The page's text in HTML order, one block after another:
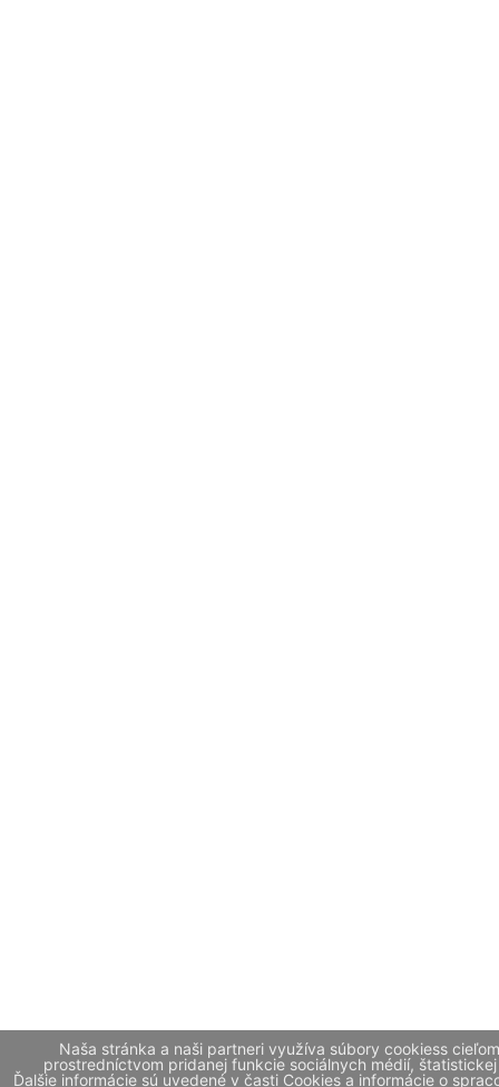
Naša stránka a naši partneri využíva súbory cookiess
prostredníctvom pridanej funkcie sociálnych médií,
Ďalšie informácie sú uvedené v časti Cookies a informácie o